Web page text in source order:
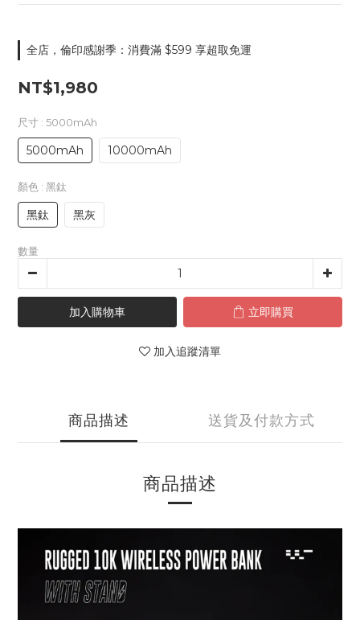
全店，倫印感謝季：消費滿 $599 享超取免運
NT$1,980
尺寸 : 5000mAh
5000mAh 10000mAh
顏色 : 黑鈦
黑鈦 黑灰
數量
加入購物車 立即購買
加入追蹤清單
商品描述 送貨及付款方式
商品描述